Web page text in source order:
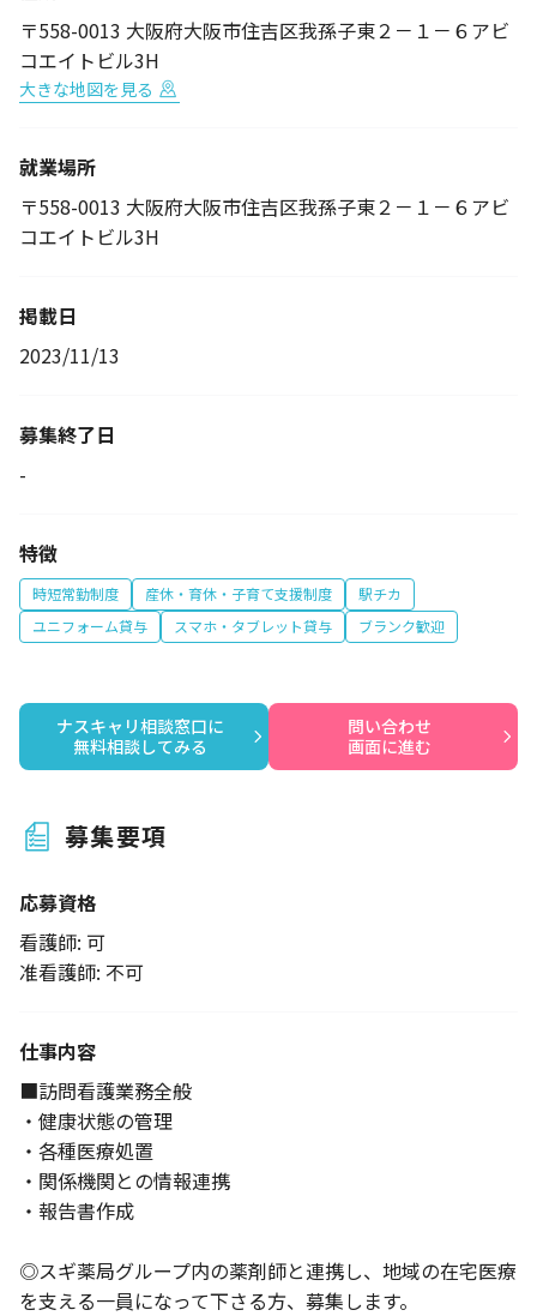
〒558-0013 大阪府大阪市住吉区我孫子東２－１－６アビ
コエイトビル3H
大きな地図を見る
就業場所
〒558-0013 大阪府大阪市住吉区我孫子東２－１－６アビ
コエイトビル3H
掲載日
2023/11/13
募集終了日
-
特徴
時短常勤制度 産休・育休・子育て支援制度
駅チカ
ユニフォーム貸与
スマホ・タブレット貸与 ブランク歓迎
ナスキャリ相談窓口に
無料相談してみる
問い合わせ
画面に進む
募集要項
応募資格
看護師: 可
准看護師: 不可
仕事内容
■訪問看護業務全般
・健康状態の管理
・各種医療処置
・関係機関との情報連携
・報告書作成
◎スギ薬局グループ内の薬剤師と連携し、地域の在宅医療
を支える一員になって下さる方、募集します。